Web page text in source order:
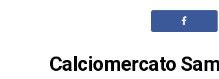
Calciomercato